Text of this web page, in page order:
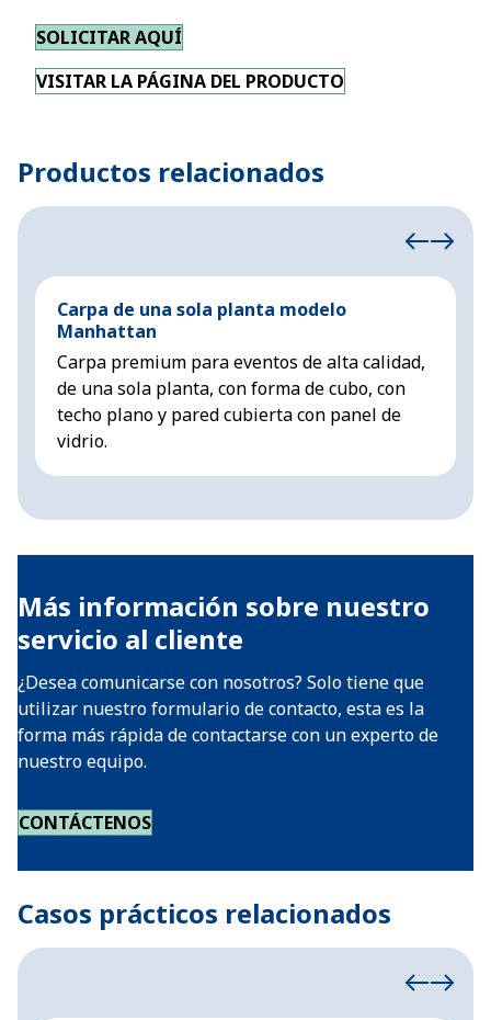
SOLICITAR AQUÍ
VISITAR LA PÁGINA DEL PRODUCTO
Productos relacionados
Carpa de una sola planta modelo
Manhattan
Carpa premium para eventos de alta calidad,
de una sola planta, con forma de cubo, con
techo plano y pared cubierta con panel de
vidrio.
Más información sobre nuestro
servicio al cliente
¿Desea comunicarse con nosotros? Solo tiene que
utilizar nuestro formulario de contacto, esta es la
forma más rápida de contactarse con un experto de
nuestro equipo.
CONTÁCTENOS
Casos prácticos relacionados